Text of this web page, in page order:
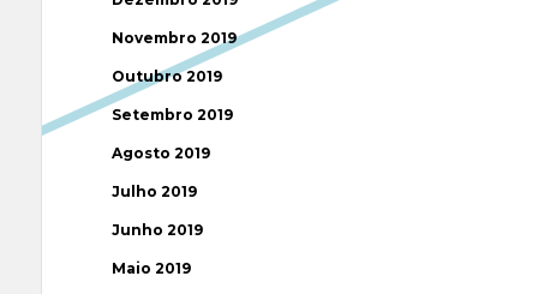
Novembro 2019
Outubro 2019
Setembro 2019
Agosto 2019
Julho 2019
Junho 2019
Maio 2019